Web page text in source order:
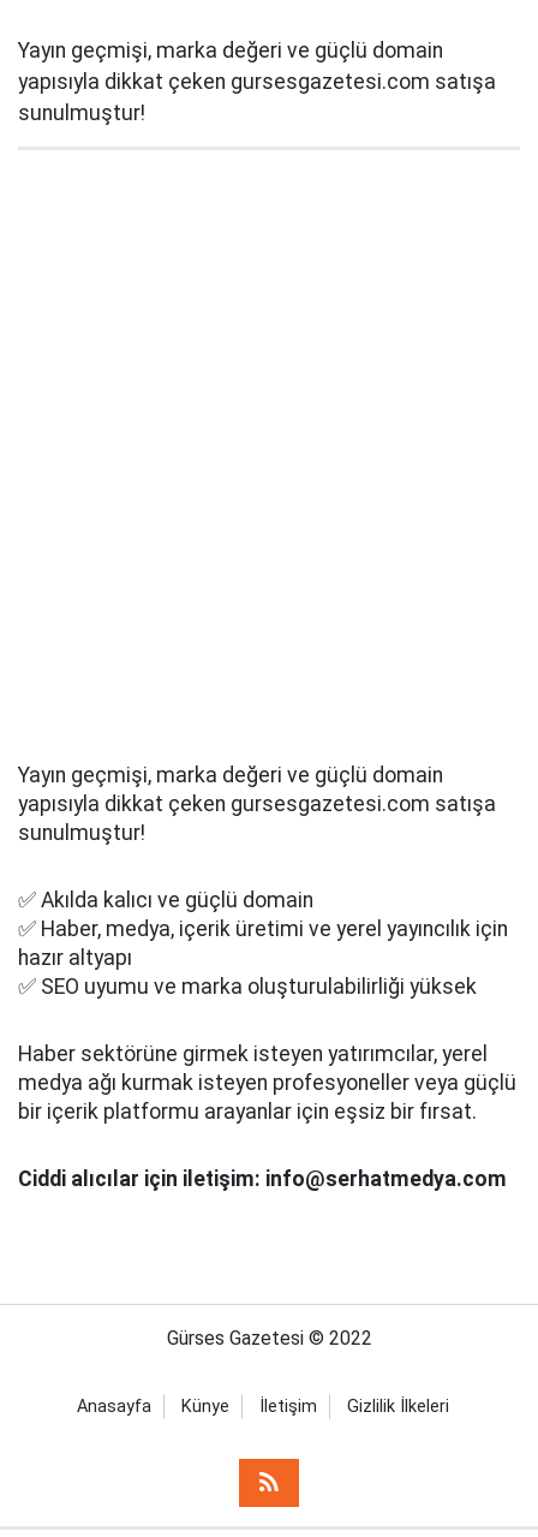
Yayın geçmişi, marka değeri ve güçlü domain
yapısıyla dikkat çeken gursesgazetesi.com satışa
sunulmuştur!
Yayın geçmişi, marka değeri ve güçlü domain
yapısıyla dikkat çeken gursesgazetesi.com satışa
sunulmuştur!
✅ Akılda kalıcı ve güçlü domain
✅ Haber, medya, içerik üretimi ve yerel yayıncılık için
hazır altyapı
✅ SEO uyumu ve marka oluşturulabilirliği yüksek
Haber sektörüne girmek isteyen yatırımcılar, yerel
medya ağı kurmak isteyen profesyoneller veya güçlü
bir içerik platformu arayanlar için eşsiz bir fırsat.
Ciddi alıcılar için iletişim: info@serhatmedya.com
Gürses Gazetesi © 2022
Anasayfa Künye İletişim Gizlilik İlkeleri